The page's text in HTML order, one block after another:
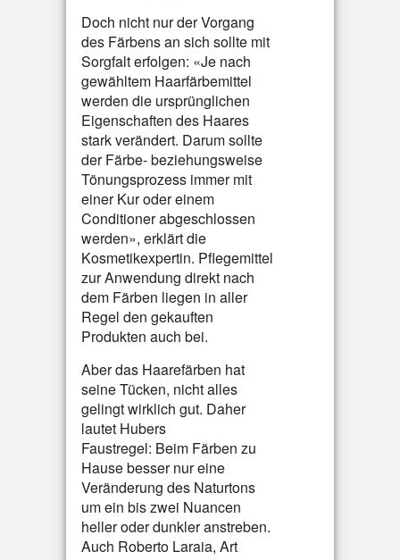
Doch nicht nur der Vorgang
des Färbens an sich sollte mit
Sorgfalt erfolgen: «Je nach
gewähltem Haarfärbemittel
werden die ursprünglichen
Eigenschaften des Haares
stark verändert. Darum sollte
der Färbe- beziehungsweise
Tönungsprozess immer mit
einer Kur oder einem
Conditioner abgeschlossen
werden», erklärt die
Kosmetikexpertin. Pflegemittel
zur Anwendung direkt nach
dem Färben liegen in aller
Regel den gekauften
Produkten auch bei.
Aber das Haarefärben hat
seine Tücken, nicht alles
gelingt wirklich gut. Daher
lautet Hubers
Faustregel: Beim Färben zu
Hause besser nur eine
Veränderung des Naturtons
um ein bis zwei Nuancen
heller oder dunkler anstreben.
Auch Roberto Laraia, Art